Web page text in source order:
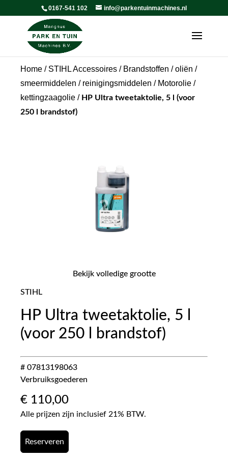
0167-541 102 info@parkentuinmachines.nl
Home / STIHL Accessoires / Brandstoffen / oliën /
smeermiddelen / reinigingsmiddelen / Motorolie /
kettingzaagolie / HP Ultra tweetaktolie, 5 l (voor
250 l brandstof)
Bekijk volledige grootte
STIHL
HP Ultra tweetaktolie, 5 l
(voor 250 l brandstof)
# 07813198063
Verbruiksgoederen
€ 110,00
Alle prijzen zijn inclusief 21% BTW.
Reserveren